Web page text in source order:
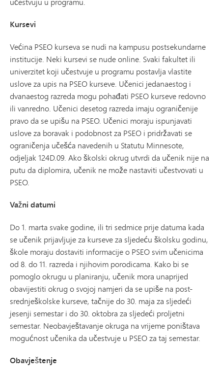
Kursevi
Većina PSEO kurseva se nudi na kampusu postsekundarne
institucije. Neki kursevi se nude online. Svaki fakultet ili
univerzitet koji učestvuje u programu postavlja vlastite
uslove za upis na PSEO kurseve. Učenici jedanaestog i
dvanaestog razreda mogu pohađati PSEO kurseve redovno
ili vanredno. Učenici desetog razreda imaju ograničenije
pravo da se upišu na PSEO. Učenici moraju ispunjavati
uslove za boravak i podobnost za PSEO i pridržavati se
ograničenja učešća navedenih u Statutu Minnesote,
odjeljak 124D.09. Ako školski okrug utvrdi da učenik nije na
putu da diplomira, učenik ne može nastaviti učestvovati u
PSEO.
Važni datumi
Do 1. marta svake godine, ili tri sedmice prije datuma kada
se učenik prijavljuje za kurseve za sljedeću školsku godinu,
škole moraju dostaviti informacije o PSEO svim učenicima
od 8. do 11. razreda i njihovim porodicama. Kako bi se
pomoglo okrugu u planiranju, učenik mora unaprijed
obavijestiti okrug o svojoj namjeri da se upiše na post-
srednješkolske kurseve, tačnije do 30. maja za sljedeći
jesenji semestar i do 30. oktobra za sljedeći proljetni
semestar. Neobavještavanje okruga na vrijeme poništava
mogućnost učenika da učestvuje u PSEO za taj semestar.
Obavještenje